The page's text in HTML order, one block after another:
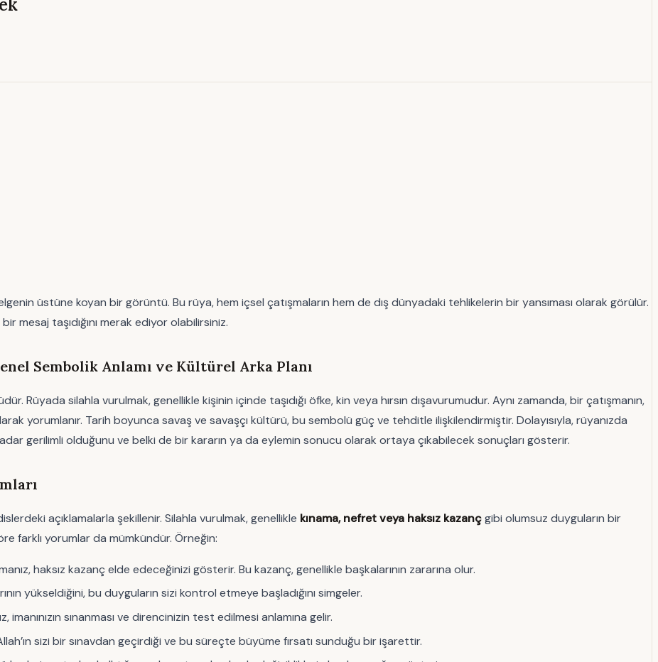
üstüne koyan bir görüntü. Bu rüya, hem içsel çatışmaların hem de dış dünyadaki tehlikelerin bir yansıması olarak görülür.
mesaj taşıdığını merak ediyor olabilirsiniz.
Sembolik Anlamı ve Kültürel Arka Planı
Rüyada silahla vurulmak, genellikle kişinin içinde taşıdığı öfke, kin veya hırsın dışavurumudur. Aynı zamanda, bir çatışmanın,
yorumlanır. Tarih boyunca savaş ve savaşçı kültürü, bu sembolü güç ve tehditle ilişkilendirmiştir. Dolayısıyla, rüyanızda
gerilimli olduğunu ve belki de bir kararın ya da eylemin sonucu olarak ortaya çıkabilecek sonuçları gösterir.
açıklamalarla şekillenir. Silahla vurulmak, genellikle kınama, nefret veya haksız kazançgibi olumsuz duyguların bir
farklı yorumlar da mümkündür. Örneğin:
haksız kazanç elde edeceğinizi gösterir. Bu kazanç, genellikle başkalarının zararına olur.
yükseldiğini, bu duyguların sizi kontrol etmeye başladığını simgeler.
sınanması ve direncinizin test edilmesi anlamına gelir.
sizi bir sınavdan geçirdiği ve bu süreçte büyüme fırsatı sunduğu bir işarettir.